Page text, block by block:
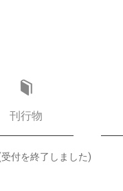
刊行物
付を終了しました)